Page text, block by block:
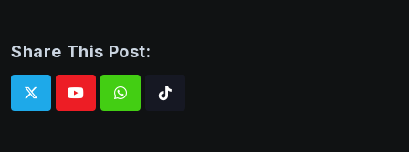
Share This Post:
WhatsappTiktok